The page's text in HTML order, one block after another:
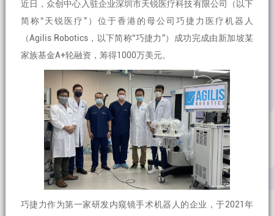
近日，众创中心入驻企业深圳市天锐医疗科技有限公司（以下
简称“天锐医疗”）位于香港的母公司巧捷力医疗机器人
（Agilis Robotics，以下简称“巧捷力”）成功完成由新加坡某
家族基金A+轮融资，筹得1000万美元。
巧捷力作为第一家研发内窥镜手术机器人的企业，于2021年